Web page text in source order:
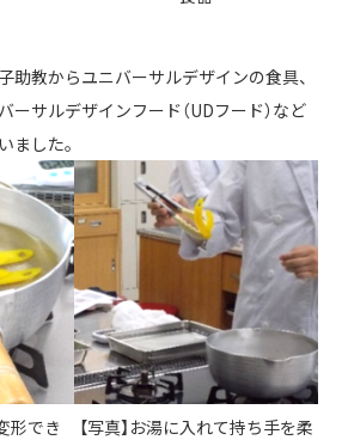
助教からユニバーサルデザインの食具、
サルデザインフード（UDフード）など
ました。
形でき
【写真】お湯に入れて持ち手を柔